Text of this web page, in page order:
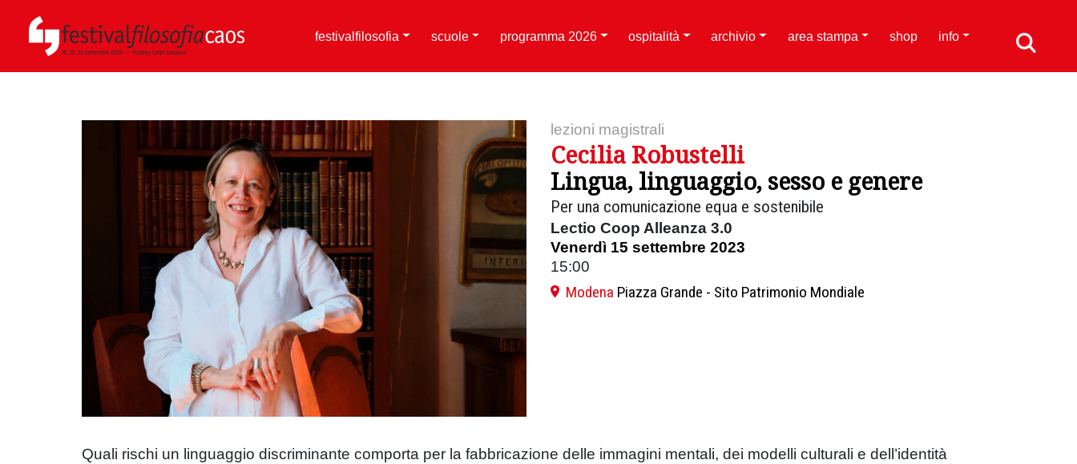
festivalfilosofia scuole programma 2026 ospitalità archivio area stampa shop info
lezioni magistrali
Cecilia Robustelli
Lingua, linguaggio, sesso e genere
Per una comunicazione equa e sostenibile
Lectio Coop Alleanza 3.0
Venerdì 15 settembre 2023
15:00
Modena Piazza Grande - Sito Patrimonio Mondiale
Quali rischi un linguaggio discriminante comporta per la fabbricazione delle immagini mentali, dei modelli culturali e dell’identità